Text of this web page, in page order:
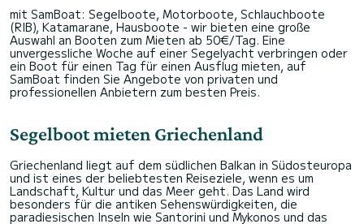
mit SamBoat: Segelboote, Motorboote, Schlauchboote
(RIB), Katamarane, Hausboote - wir bieten eine große
Auswahl an Booten zum Mieten ab 50€/Tag. Eine
unvergessliche Woche auf einer Segelyacht verbringen oder
ein Boot für einen Tag für einen Ausflug mieten, auf
SamBoat finden Sie Angebote von privaten und
professionellen Anbietern zum besten Preis.
Segelboot mieten Griechenland
Griechenland liegt auf dem südlichen Balkan in Südosteuropa
und ist eines der beliebtesten Reiseziele, wenn es um
Landschaft, Kultur und das Meer geht. Das Land wird
besonders für die antiken Sehenswürdigkeiten, die
paradiesischen Inseln wie Santorini und Mykonos und das